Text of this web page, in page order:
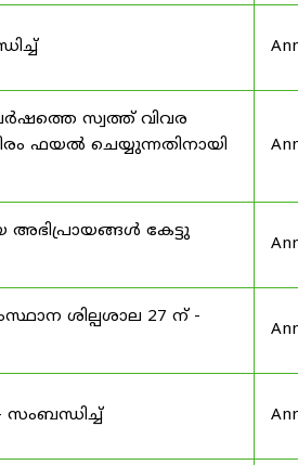
സ്വത്ത് വിവര
ഫയൽ ചെയ്യുന്നതിനായി
കേട്ടു
ശില്പശാല 27 ന് -
സംബന്ധിച്ച്